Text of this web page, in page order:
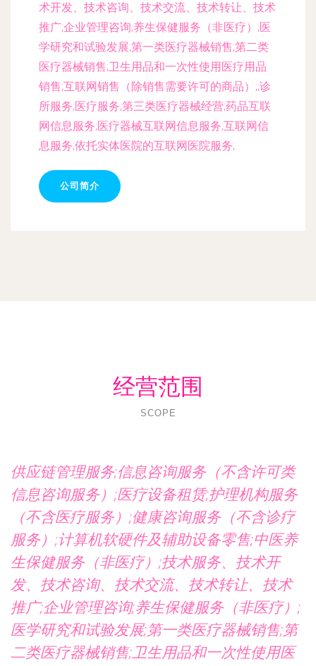
术开发、技术咨询、技术交流、技术转让、技术
推广;企业管理咨询;养生保健服务（非医疗）;医
学研究和试验发展;第一类医疗器械销售;第二类
医疗器械销售;卫生用品和一次性使用医疗用品
销售;互联网销售（除销售需要许可的商品）;;诊
所服务;医疗服务;第三类医疗器械经营;药品互联
网信息服务;医疗器械互联网信息服务;互联网信
息服务;依托实体医院的互联网医院服务;
公司简介
经营范围
SCOPE
供应链管理服务;信息咨询服务（不含许可类
信息咨询服务）;医疗设备租赁;护理机构服务
（不含医疗服务）;健康咨询服务（不含诊疗
服务）;计算机软硬件及辅助设备零售;中医养
生保健服务（非医疗）;技术服务、技术开
发、技术咨询、技术交流、技术转让、技术
推广;企业管理咨询;养生保健服务（非医疗）;
医学研究和试验发展;第一类医疗器械销售;第
二类医疗器械销售;卫生用品和一次性使用医